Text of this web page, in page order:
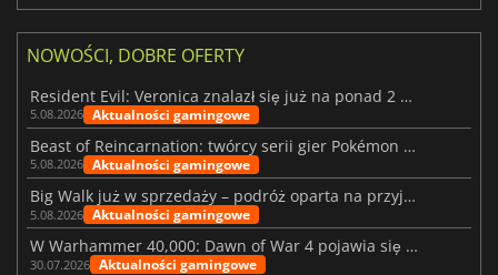
NOWOŚCI, DOBRE OFERTY
Resident Evil: Veronica znalazł się już na ponad 2 milionach list życzeń
5.08.2026 Aktualności gamingowe
Beast of Reincarnation: twórcy serii gier Pokémon wkraczają na nową ścieżkę
5.08.2026 Aktualności gamingowe
Big Walk już w sprzedaży – podróż oparta na przyjaźni
5.08.2026 Aktualności gamingowe
W Warhammer 40,000: Dawn of War 4 pojawia się frakcja Nekronów
30.07.2026 Aktualności gamingowe